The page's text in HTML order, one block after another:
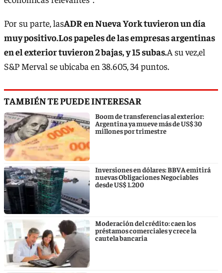
Por su parte, lasADR en Nueva York tuvieron un día
muy positivo.Los papeles de las empresas argentinas
en el exterior tuvieron 2 bajas, y 15 subas.A su vez,el
S&P Merval se ubicaba en 38.605, 34 puntos.
TAMBIÉN TE PUEDE INTERESAR
Boom de transferencias al exterior:
Argentina ya mueve más de US$ 30
millones por trimestre
Inversiones en dólares: BBVA emitirá
nuevas Obligaciones Negociables
desde US$ 1.200
Moderación del crédito: caen los
préstamos comerciales y crece la
cautela bancaria